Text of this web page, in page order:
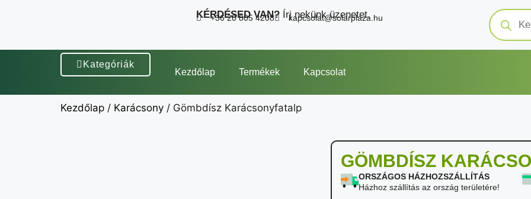
KÉRDÉSED VAN? Írj nekünk üzenetet.
+36 20 805 4208 kapcsolat@solarplaza.hu
Kategóriák
Kezdőlap Termékek Kapcsolat
Kezdőlap / Karácsony / Gömbdísz Karácsonyfatalp
GÖMBDÍSZ
ORSZÁGOS HÁZHOZSZÁLLÍTÁS
Házhoz szállítás az ország területére!